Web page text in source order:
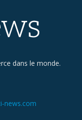
dans le monde.
news.com